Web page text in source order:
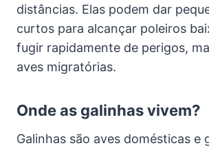
distâncias. Elas podem dar
curtos para alcançar poleiros
fugir rapidamente de perigos,
aves migratórias.
Onde as galinhas vivem?
Galinhas são aves domésticas e